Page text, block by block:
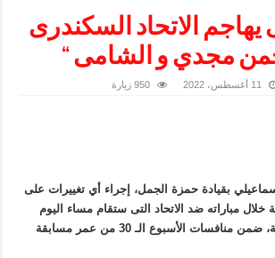
يهاجم الاتحاد السكندرى
مجدي و الشامى “
11 أغسطس، 2022 950 زيارة
بقيادة حمزة الجمل، إجراء أي تغييرات على
خلال مباراته ضد الاتحاد التى ستقام مساء اليوم
على ملعبه بالإسماعيلية، ضمن منافسات الأسبوع الـ 30 من عمر مسابقة